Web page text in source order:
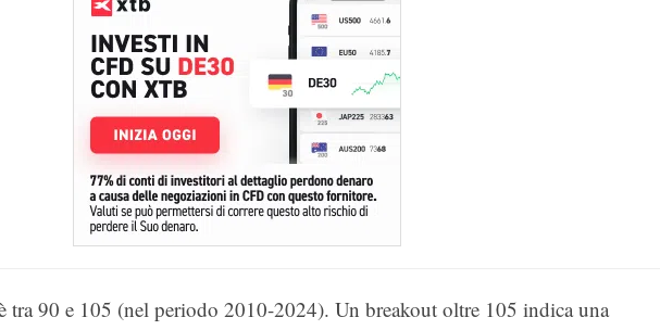
tra 90 e 105 (nel periodo 2010-2024). Un breakout oltre 105 indica una